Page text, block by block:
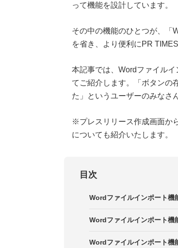
って機能を設計しています。
その中の機能のひとつが、「
を省き、より便利にPR
本記事では、Wordファイル
てご紹介します。「ボタン
た」というユーザーのみなさ
※プレスリリース作成画面か
についても紹介いたします。
目次
Wordファイルインポート機
Wordファイルインポート機
メリット1．入力の手
Wordファイルインポート機